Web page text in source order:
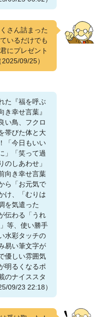
さん詰まった
いるだけでも
にプレゼント
2025/09/25）
た『福を呼ぶ
幸せ言葉』
い鳥、フクロ
帯びた体と大
「今日もいい
」「笑って過
のしあわせ」
向き幸せ言葉
ら「お元気で
け、「むりは
を気遣った
伝わる「うれ
等、使い勝手
水彩タッチの
易い筆文字が
優しい雰囲気
明るくなるポ
のナイススタ
09/23 22:18）